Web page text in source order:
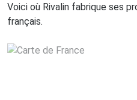
Voici où Rivalin fabrique ses
français.